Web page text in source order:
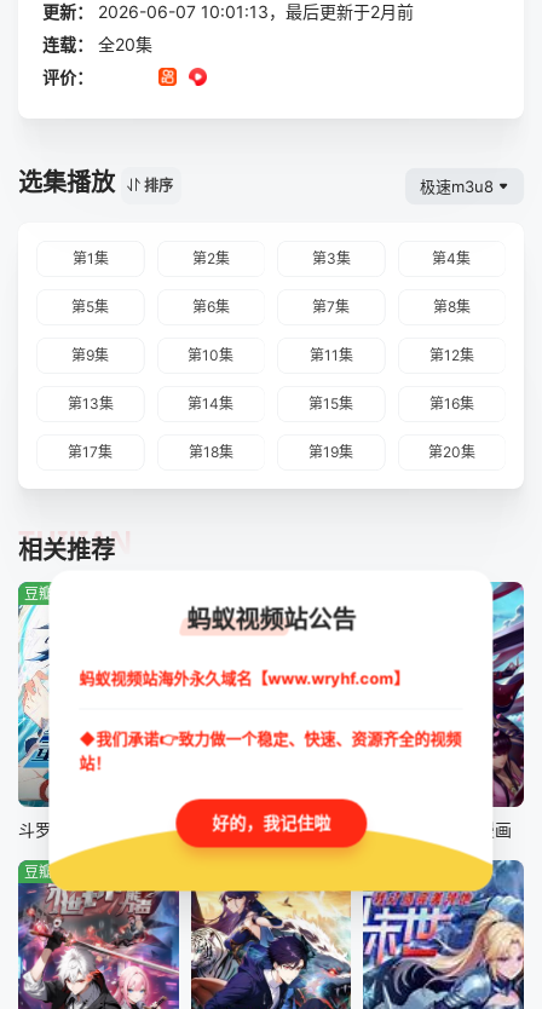
更新：
2026-06-07 10:01:13，最后更新于2月前
连载：
全20集
评价：
选集播放 排序 极速m3u8
第1集 第2集 第3集 第4集
第5集 第6集 第7集 第8集
第9集 第10集 第11集 第12集
第13集 第14集 第15集 第16集
第17集 第18集 第19集 第20集
相关推荐
TUIJIAN
豆瓣:0.0分
斗罗大陆5重生唐三 动态漫画 神墓 年番 仙武帝尊动态漫画
豆瓣:0.0分
蚂蚁视频站公告
蚂蚁视频站海外永久域名【www.wryhf.com】
◆我们承诺👉致力做一个稳定、快速、资源齐全的视频
站！
好的，我记住啦